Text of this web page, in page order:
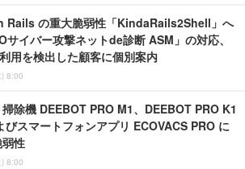
Rails の重大脆弱性「KindaRails2Shell」へ
サイバー攻撃ネットde診断 ASM」の対応、
用を検出した顧客に個別案内
8:00
掃除機 DEEBOT PRO M1、DEEBOT PRO K1
びスマートフォンアプリ ECOVACS PRO に
性
8:00